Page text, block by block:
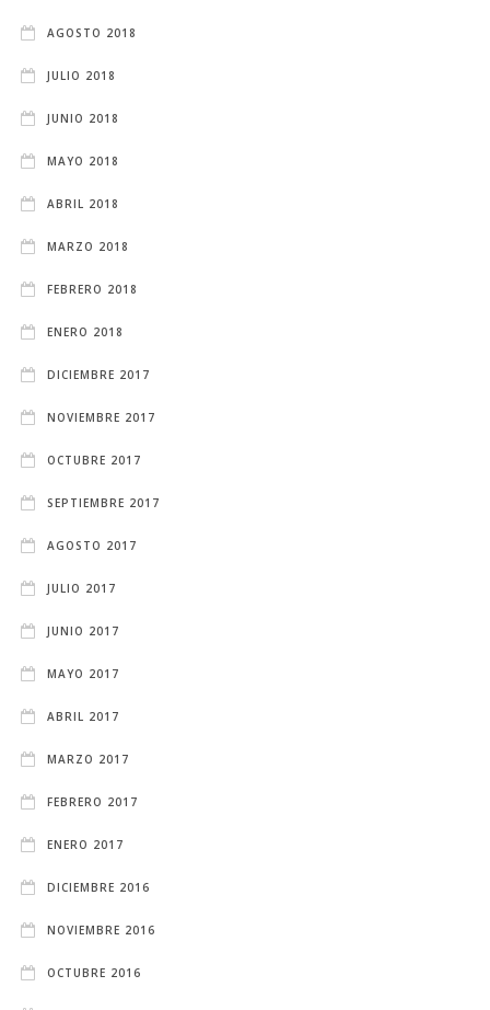
AGOSTO 2018
JULIO 2018
JUNIO 2018
MAYO 2018
ABRIL 2018
MARZO 2018
FEBRERO 2018
ENERO 2018
DICIEMBRE 2017
NOVIEMBRE 2017
OCTUBRE 2017
SEPTIEMBRE 2017
AGOSTO 2017
JULIO 2017
JUNIO 2017
MAYO 2017
ABRIL 2017
MARZO 2017
FEBRERO 2017
ENERO 2017
DICIEMBRE 2016
NOVIEMBRE 2016
OCTUBRE 2016